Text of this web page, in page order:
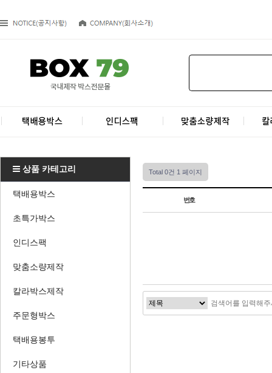
상품 카테고리
택배용박스
초특가박스
인디스팩
맞춤소량제작
칼라박스제작
주문형박스
택배용봉투
기타상품
Total 0건 1 페이지
번호